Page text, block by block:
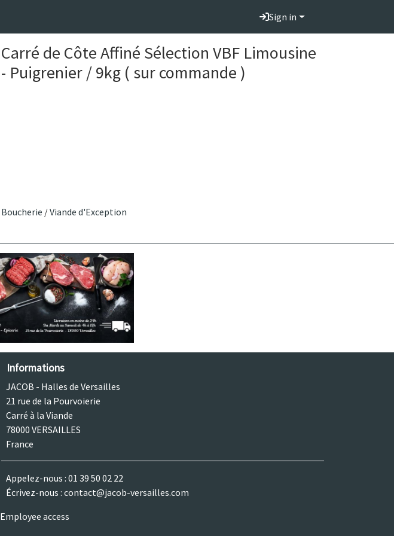
Sign in
Carré de Côte Affiné Sélection VBF Limousine
- Puigrenier / 9kg ( sur commande )
Boucherie /Viande d'Exception
Informations
JACOB - Halles de Versailles
21 rue de la Pourvoierie
Carré à la Viande
78000 VERSAILLES
France
Appelez-nous : 01 39 50 02 22
Écrivez-nous : contact@jacob-versailles.com
Employee access